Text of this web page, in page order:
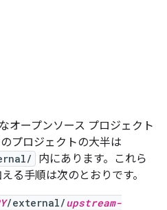
オープンソース プロジェクト
プロジェクトの大半は
内にあります。これら
る手順は次のとおりです。
/external/upstream-